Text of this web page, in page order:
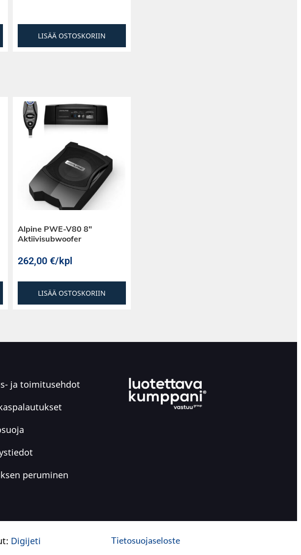
LISÄÄ OSTOSKORIIN
Alpine PWE-V80 8″
Aktiivisubwoofer
262,00 €/kpl
LISÄÄ OSTOSKORIIN
ja toimitusehdot
peruminen
Digijeti Tietosuojaseloste